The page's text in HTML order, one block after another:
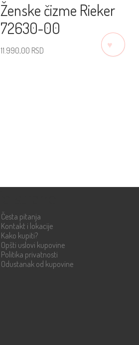
Ženske čizme Rieker
72630-00
11.990,00 RSD
Česta pitanja
Kontakt i lokacije
Kako kupiti?
Opšti uslovi kupovine
Politika privatnosti
Odustanak od kupovine